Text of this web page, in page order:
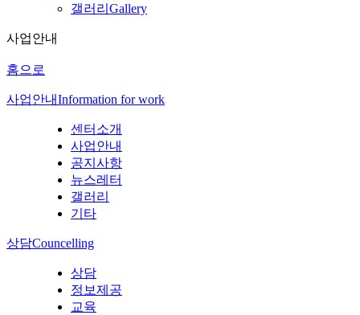
갤러리 Gallery
사업안내
홈으로
사업안내Information for work
센터소개
사업안내
공지사항
뉴스레터
갤러리
기타
상담Councelling
상담
정보제공
교육